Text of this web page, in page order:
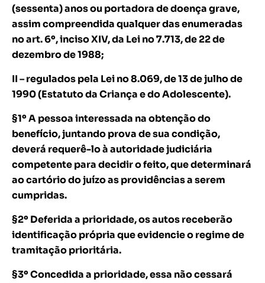
(sessenta) anos ou portadora de doença grave,
assim compreendida qualquer das enumeradas
no art. 6º, inciso XIV, da Lei no 7.713, de 22 de
dezembro de 1988;
II – regulados pela Lei no 8.069, de 13 de julho de
1990 (Estatuto da Criança e do Adolescente).
§1º A pessoa interessada na obtenção do
benefício, juntando prova de sua condição,
deverá requerê-lo à autoridade judiciária
competente para decidir o feito, que determinará
ao cartório do juízo as providências a serem
cumpridas.
§2º Deferida a prioridade, os autos receberão
identificação própria que evidencie o regime de
tramitação prioritária.
§3º Concedida a prioridade, essa não cessará